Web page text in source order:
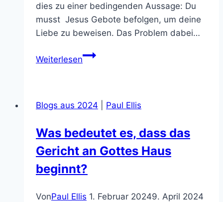
dies zu einer bedingenden Aussage: Du
musst Jesus Gebote befolgen, um deine
Liebe zu beweisen. Das Problem dabei…
WeiterlesenWas
Reben?
Blogs aus 2024 Paul Ellis
Was bedeutet es, dass das
Gericht an Gottes Haus
beginnt?
VonPaul Ellis 1. Februar 20249. April 2024